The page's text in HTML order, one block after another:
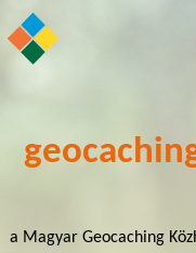
a Magyar Geocaching